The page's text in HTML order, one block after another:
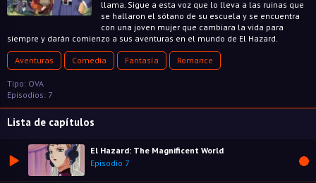
llama. Sigue a esta voz que lo lleva a las ruinas que
se hallaron el sótano de su escuela y se encuentra
con una joven mujer que cambiara la vida para
siempre y darán comienzo a sus aventuras en el mundo de El Hazard.
Aventuras Comedia Fantasía Romance
Tipo: OVA
Episodios: 7
Lista de capítulos
El Hazard: The Magnificent World
Episodio 7